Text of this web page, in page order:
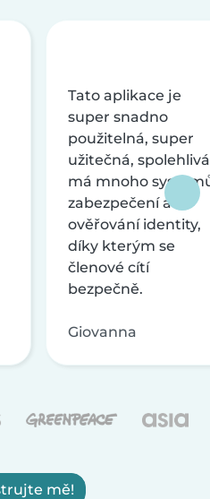
Tato aplikace je
super snadno
použitelná, super
užitečná,
má mnoho
zabezpečení a
ověřování identity,
díky kterým se
členové cítí
bezpečně.
Giovanna
mě!